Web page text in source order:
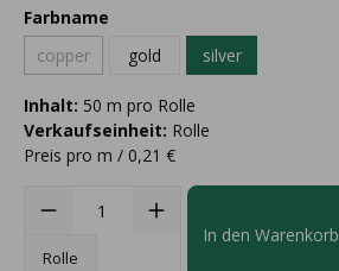
Farbname
copper
gold silver
Inhalt: 50 m pro Rolle
Verkaufseinheit: Rolle
Preis pro m / 0,21 €
Rolle
In den Warenkorb